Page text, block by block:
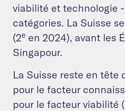
viabilité et technologie
catégories. La Suisse
(2e en 2024), avant les
Singapour.
La Suisse reste en tête
pour le facteur
pour le facteur viabilité